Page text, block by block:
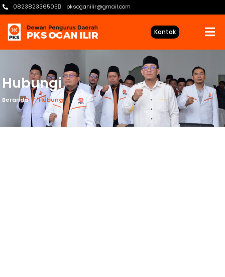
082382336505 pksoganilir@gmail.com
Kontak
Hubungi
Beranda Hubungi